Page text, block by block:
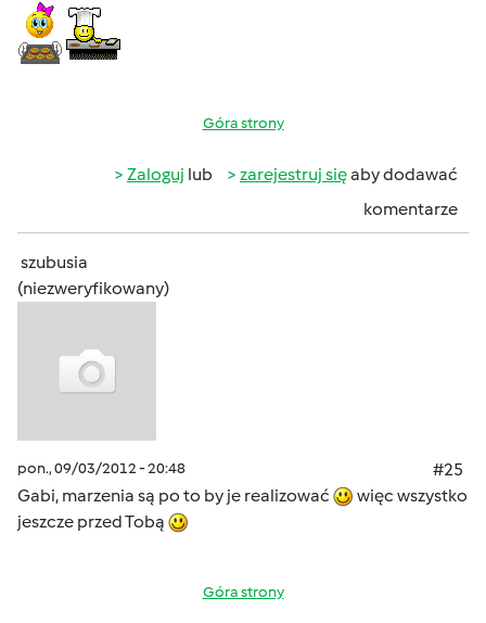
Góra strony
Zaloguj lub zarejestruj sięaby dodawać
komentarze
szubusia
(niezweryfikowany)
pon., 09/03/2012 - 20:48
#25
Gabi, marzenia są po to by je realizować
więc wszystko
jeszcze przed Tobą
Góra strony